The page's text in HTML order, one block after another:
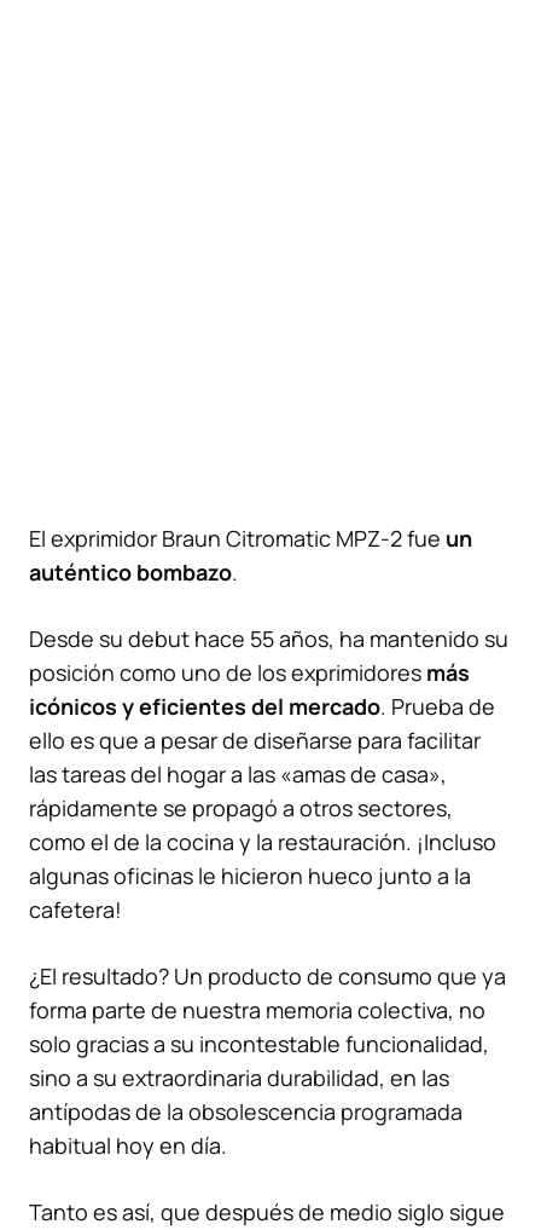
El exprimidor Braun Citromatic MPZ-2 fue un
auténtico bombazo.
Desde su debut hace 55 años, ha mantenido su
posición como uno de los exprimidores más
icónicos y eficientes del mercado. Prueba de
ello es que a pesar de diseñarse para facilitar
las tareas del hogar a las «amas de casa»,
rápidamente se propagó a otros sectores,
como el de la cocina y la restauración. ¡Incluso
algunas oficinas le hicieron hueco junto a la
cafetera!
¿El resultado? Un producto de consumo que ya
forma parte de nuestra memoria colectiva, no
solo gracias a su incontestable funcionalidad,
sino a su extraordinaria durabilidad, en las
antípodas de la obsolescencia programada
habitual hoy en día.
Tanto es así, que después de medio siglo sigue